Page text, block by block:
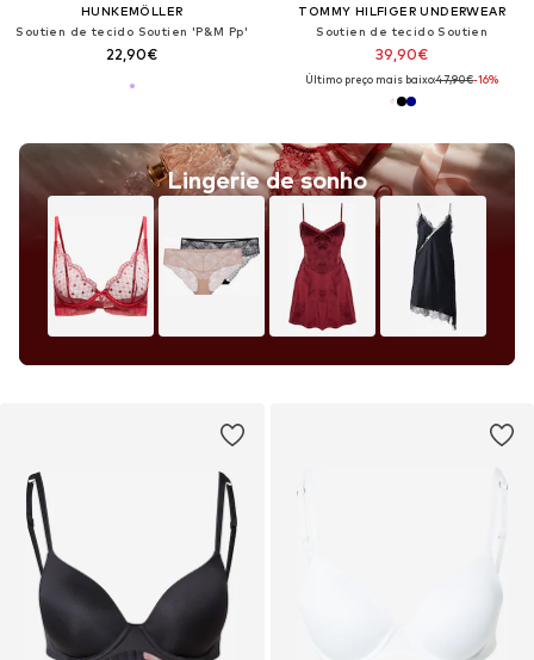
HUNKEMÖLLER
Soutien de tecido Soutien 'P&M Pp'
22,90€
Lingerie de sonho
TOMMY HILFIGER UNDERWEAR
Soutien de tecido Soutien
39,90€
Último preço mais baixo:47,90€-16%